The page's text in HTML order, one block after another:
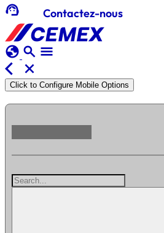
support_agent Contactez-nous
globe search menu
arrow_back_ios
close
Click to Configure Mobile Options